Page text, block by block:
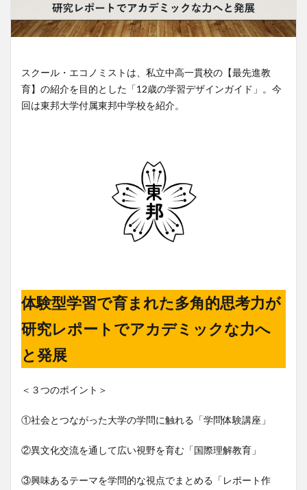
スクール・エコノミストは、私立中高一貫校の【最先進教
育】の紹介を目的とした「12歳の学習デザインガイド」。今
回は東邦大学付属東邦中学校を紹介。
体験型学習で育まれた多角的思考力が
研究レポートでアカデミックな力へ
と発展
＜３つのポイント＞
①社会とつながった大学の学問に触れる「学問体験講座」
②異文化交流を通して広い視野を育む「国際理解教育」
③興味あるテーマを学問的な視点でまとめる「レポート作